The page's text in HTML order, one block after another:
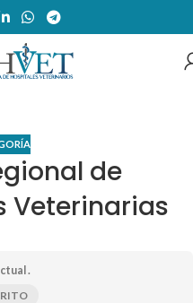
de
Veterinarias
.